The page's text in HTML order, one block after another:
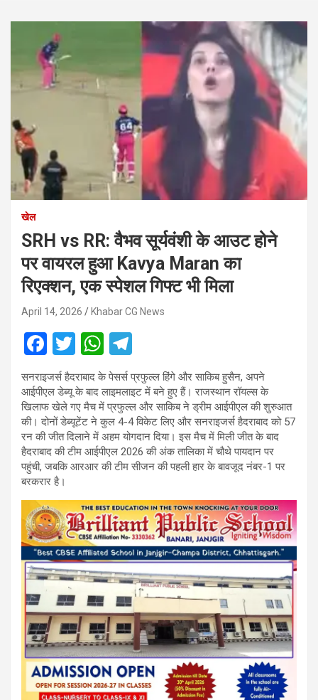
खेल
SRH vs RR: वैभव सूर्यवंशी के आउट होने
पर वायरल हुआ Kavya Maran का
रिएक्शन, एक स्पेशल गिफ्ट भी मिला
April 14, 2026 Khabar CG News
F
a
ce
b
o
o
k
T
wi
tt
er
W
h
at
s
A
p
el
e
gr
a
m
सनराइजर्स हैदराबाद के पेसर्स प्रफुल्ल हिंगे और साकिब हुसैन, अपने
आईपीएल डेब्यू के बाद लाइमलाइट में बने हुए हैं। राजस्थान रॉयल्स के
खिलाफ खेले गए मैच में प्रफुल्ल और साकिब ने ड्रीम आईपीएल की शुरुआत
की। दोनों डेब्यूटेंट ने कुल 4-4 विकेट लिए और सनराइजर्स हैदराबाद को 57
रन की जीत दिलाने में अहम योगदान दिया। इस मैच में मिली जीत के बाद
हैदराबाद की टीम आईपीएल 2026 की अंक तालिका में चौथे पायदान पर
पहुंची, जबकि आरआर की टीम सीजन की पहली हार के बावजूद नंबर-1 पर
बरकरार है।